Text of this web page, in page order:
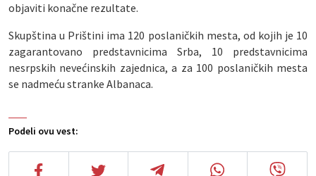
Podeli ovu vest:
objaviti konačne rezultate.
Skupština u Prištini ima 120 poslaničkih mesta, od kojih je 10
zagarantovano predstavnicima Srba, 10 predstavnicima
nesrpskih nevećinskih zajednica, a za 100 poslaničkih mesta
se nadmeću stranke Albanaca.